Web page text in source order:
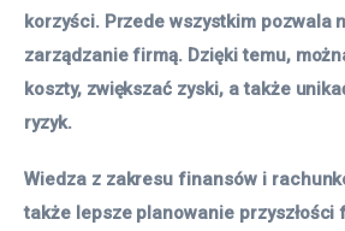
korzyści. Przede wszystkim pozwala
zarządzanie firmą. Dzięki temu,
koszty, zwiększać zyski, a także
ryzyk.
Wiedza z zakresu finansów i
także lepsze planowanie przyszłości